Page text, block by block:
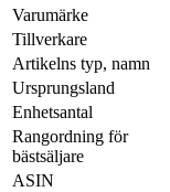
Varumärke
Tillverkare
Artikelns typ, namn
Ursprungsland
Enhetsantal
Rangordning för
bästsäljare
ASIN